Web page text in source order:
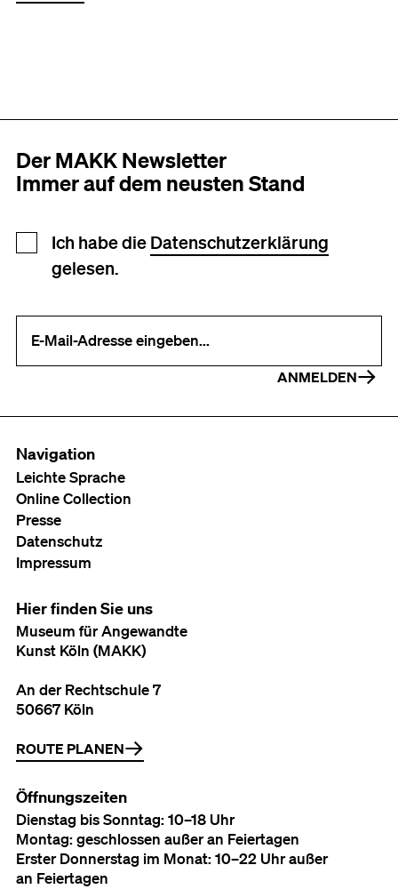
Der MAKK Newsletter
Immer auf dem neusten Stand
Newsletter Anmeldung
Ich habe die Datenschutzerklärung
gelesen.
ANMELDEN
Navigation
Leichte Sprache
Online Collection
Presse
Datenschutz
Impressum
Hier finden Sie uns
Museum für Angewandte
Kunst Köln (MAKK)
An der Rechtschule 7
50667 Köln
ROUTE PLANEN
Öffnungszeiten
Dienstag bis Sonntag: 10–18 Uhr
Montag: geschlossen außer an Feiertagen
Erster Donnerstag im Monat: 10–22 Uhr außer
an Feiertagen